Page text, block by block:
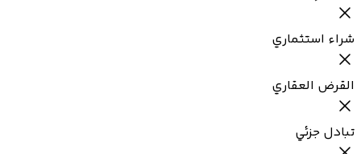
شراء استثماري
القرض العقاري
تبادل جزئي